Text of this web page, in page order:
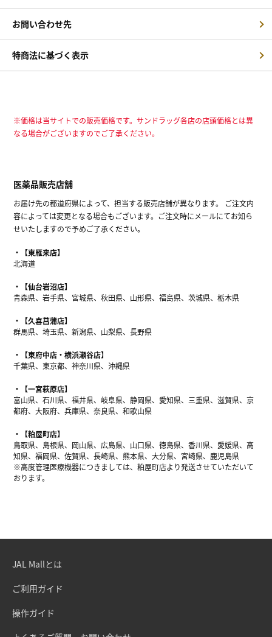
お問い合わせ先
特商法に基づく表示
※価格は当サイトでの販売価格です。サンドラッグ各店の店頭価格とは異
なる場合がございますのでご了承ください。
医薬品販売店舗
お届け先の都道府県によって、担当する販売店舗が異なります。 ご注文内
容によっては変更となる場合もございます。ご注文時にメールにてお知ら
せいたしますので予めご了承ください。
【東雁来店】
北海道
【仙台岩沼店】
青森県、岩手県、宮城県、秋田県、山形県、福島県、茨城県、栃木県
【久喜菖蒲店】
群馬県、埼玉県、新潟県、山梨県、長野県
【東府中店・横浜瀬谷店】
千葉県、東京都、神奈川県、沖縄県
【一宮萩原店】
富山県、石川県、福井県、岐阜県、静岡県、愛知県、三重県、滋賀県、京
都府、大阪府、兵庫県、奈良県、和歌山県
【粕屋町店】
鳥取県、島根県、岡山県、広島県、山口県、徳島県、香川県、愛媛県、高
知県、福岡県、佐賀県、長崎県、熊本県、大分県、宮崎県、鹿児島県
※高度管理医療機器につきましては、粕屋町店より発送させていただいて
おります。
JAL Mallとは
ご利用ガイド
操作ガイド